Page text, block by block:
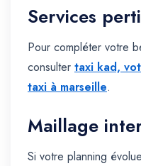
Services
Pour compléter votre
consulter taxi kad,
taxi à marseille.
Maillage
Si votre planning